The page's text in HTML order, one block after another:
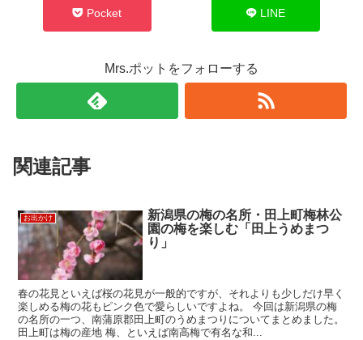
Pocket LINE
Mrs.ポットをフォローする
関連記事
お出かけ
新潟県の梅の名所・田上町梅林公
園の梅を楽しむ「田上うめまつ
り」
春の花見といえば桜の花見が一般的ですが、それよりも少しだけ早く
楽しめる梅の花もピンク色で愛らしいですよね。 今回は新潟県の梅
の名所の一つ、南蒲原郡田上町のうめまつりについてまとめました。
田上町は梅の産地 梅、といえば南高梅で有名な和...